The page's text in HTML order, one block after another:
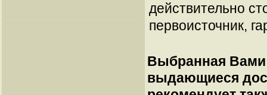
действительно
первоисточник,
Выбранная Вами
выдающиеся